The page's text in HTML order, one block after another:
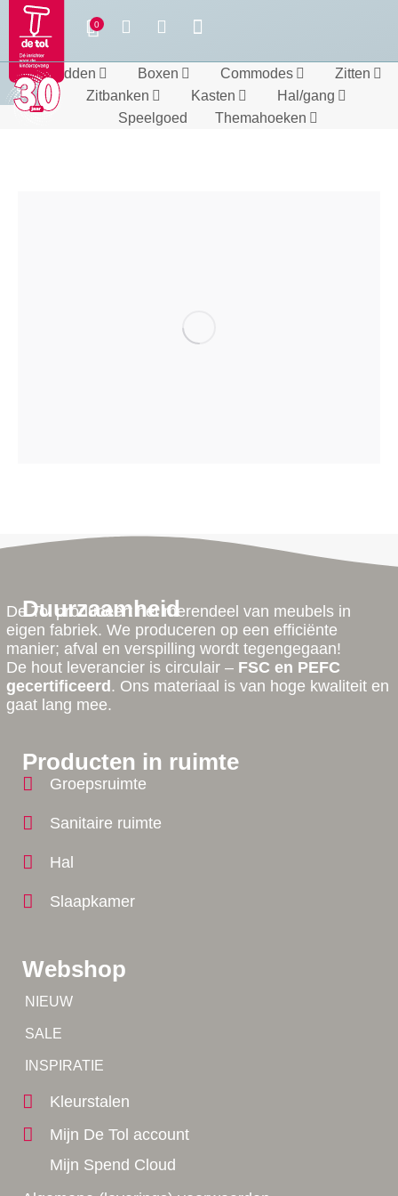
Bedden Boxen Commodes
Zitten
Zitbanken
Kasten
Hal/gang
Speelgoed
Themahoeken
Webshop
NIEUW
SALE
INSPIRATIE
Kleurstalen
Mijn De Tol account
Mijn Spend Cloud
Producten in ruimte
Groepsruimte
Sanitaire ruimte
Hal
Slaapkamer
Duurzaamheid
De Tol produceert het merendeel van meubels in
eigen fabriek. We produceren op een efficiënte
manier; afval en verspilling wordt tegengegaan!
De hout leverancier is circulair – FSC en PEFC
gecertificeerd . Ons materiaal is van hoge kwaliteit en
gaat lang mee.